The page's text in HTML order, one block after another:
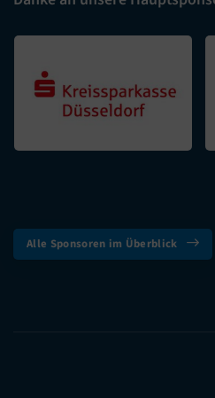
Alle Sponsoren im Überblick